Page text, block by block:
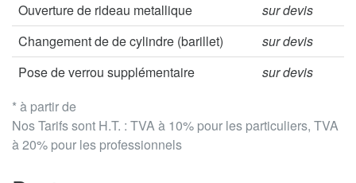
* à partir de
Nos Tarifs sont H.T. : TVA à 10% pour les particuliers, TVA
à 20% pour les professionnels
Ouverture de rideau metallique
sur devis
Changement de de cylindre (barillet)
sur devis
Pose de verrou supplémentaire
sur devis